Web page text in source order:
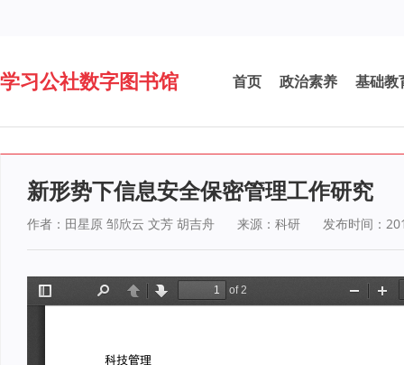
学习公社数字图书馆 首页 政治素养 基础教
新形势下信息安全保密管理工作研究
作者：田星原 邹欣云 文芳 胡吉舟 来源：科研 发布时间：